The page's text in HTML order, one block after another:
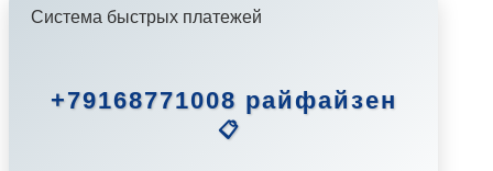
Система быстрых платежей
+79168771008 райфайзен
📋